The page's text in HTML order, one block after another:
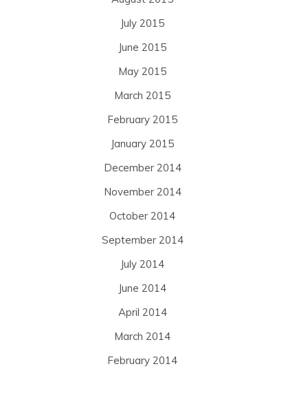
July 2015
June 2015
May 2015
March 2015
February 2015
January 2015
December 2014
November 2014
October 2014
September 2014
July 2014
June 2014
April 2014
March 2014
February 2014